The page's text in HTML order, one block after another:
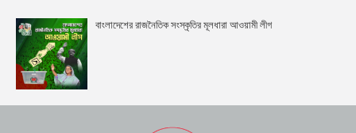
বাংলাদেশের রাজনৈতিক সংস্কৃতির মূলধারা আওয়ামী লীগ